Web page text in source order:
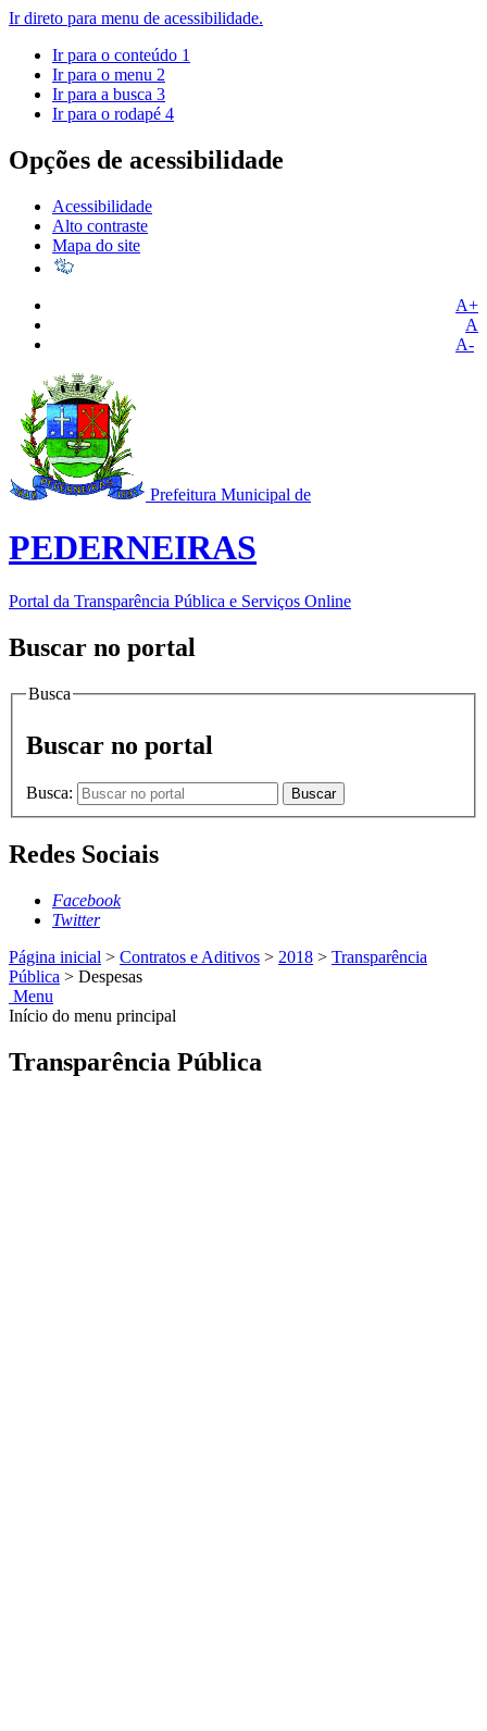
Ir direto para menu de acessibilidade.
Ir para o conteúdo 1
Ir para o menu 2
Ir para a busca 3
Ir para o rodapé 4
Opções de acessibilidade
Acessibilidade
Alto contraste
Mapa do site
A+
A
A-
Prefeitura Municipal de
PEDERNEIRAS
Portal da Transparência Pública e Serviços Online
Buscar no portal
Busca
Buscar no portal
Busca: Buscar
Redes Sociais
Facebook
Twitter
Página inicial > Contratos e Aditivos > 2018 > Transparência
Pública > Despesas
Menu
Início do menu principal
Transparência Pública